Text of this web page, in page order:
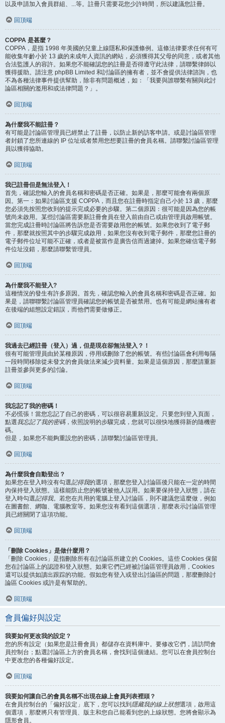
以及申請加入會員群組、...等。註冊只需要花您少許時間，所以建議您註冊。
回頂端
COPPA 是甚麼？
COPPA，是指 1998 年美國的兒童上線隱私和保護條例。這條法律要求任何有可
能收集年齡小於 13 歲的未成年人資訊的網站，必須獲得其父母的同意，或者其他
合法監護人的容許。如果您不能確認您的註冊是否得遵守此法律，請聯繫律師以
獲得援助。請注意 phpBB Limited 和討論區的擁有者，並不會提供法律諮詢，也
不為各種法律事件提供幫助，除非有問題概述，如：「我要與誰聯繫有關與此討
論區相關的濫用和或法律問題？」。
回頂端
為什麼我不能註冊？
有可能是討論區管理員已經禁止了註冊，以防止新的訪客申請。或是討論區管理
者封鎖了您所連線的 IP 位址或者禁用您想要註冊的會員名稱。請聯繫討論區管理
員以獲得協助。
回頂端
我已註冊但是無法登入！
首先，確認您輸入的會員名稱和密碼是否正確。如果是，那麼可能會有兩個原
因。第一：如果討論區支援 COPPA，而且您在註冊時指定自己小於 13 歲，那麼
您必須先按照您收到的提示完成必要的步驟。第二個原因：很可能是因為您的帳
號尚未啟用。某些討論區需要新註冊會員在登入前由自己或由管理員啟用帳號。
當您完成註冊時討論區將告訴您是否需要啟用您的帳號。如果您收到了電子郵
件，那麼就按照其中的步驟完成啟用，如果您沒有收到電子郵件，那麼您註冊的
電子郵件位址可能不正確，或者是被當作是廣告信而過濾掉。如果您確信電子郵
件位址沒錯，那麼請聯繫管理員。
回頂端
為什麼我不能登入?
這種情況的發生有許多原因。首先，確認您輸入的會員名稱和密碼是否正確。如
果是，請聯聯繫討論區管理員確認您的帳號是否被禁用。也有可能是網站擁有者
在後端的組態設定錯誤，而他們需要做修正。
回頂端
我過去已經註冊（登入）過，但是現在卻無法登入？！
很有可能管理員由於某種原因，停用或刪除了您的帳號。有些討論區會利用每隔
一段時間移除從未發文的會員做法來減少資料量。如果是這個原因，那麼請重新
註冊並參與更多的討論。
回頂端
我忘記了我的密碼！
不必慌張！當您忘記了自己的密碼，可以很容易重新設定。只要您到登入頁面，
點選我忘記了我的密碼，依照說明的步驟完成，您就可以很快地獲得新的隨機密
碼。
但是，如果您不能夠重設您的密碼，請聯繫討論區管理員。
回頂端
為什麼我會自動登出？
如果您在登入時沒有勾選記得我的選項，那麼您登入討論區後只能在一定的時間
內保持登入狀態。這樣能防止您的帳號被他人誤用。如果要保持登入狀態，請在
登入時勾選記得我。若您在共用的電腦上登入討論區，則不建議您這麼做，例如
在圖書館、網咖、電腦教室等。如果您沒有看到這個選項，那麼表示討論區管理
員已經關閉了這項功能。
回頂端
「刪除 Cookies」是做什麼用？
「刪除 Cookies」是指刪除所有在討論區所建立的 Cookies。這些 Cookies 保留
您在討論區上的認證和登入狀態。如果它們已經被討論區管理員啟用，Cookies
還可以提供如讀出跟踪的功能。假如您有登入或登出討論區的問題，那麼刪除討
論區 Cookies 或許是有幫助的。
回頂端
會員偏好與設定
我要如何更改我的設定？
您的所有設定（如果您是註冊會員）都儲存在資料庫中。要修改它們，請訪問會
員控制台；點選討論區上方的會員名稱，會找到這個連結。您可以在會員控制台
中更改您的各種偏好設定。
回頂端
我要如何讓自己的會員名稱不出現在線上會員列表裡頭？
在會員控制台的「偏好設定」底下，您可以找到 隱藏我的線上狀態選項，啟用這
個選項，那麼將只有管理員、版主和您自己能看到您的上線狀態。您將會顯示為
隱形會員。